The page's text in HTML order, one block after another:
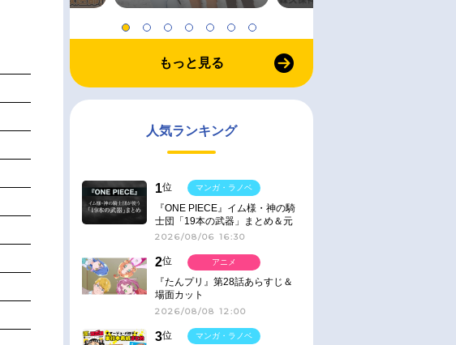
もっと見る
人気ランキング
1位
『ONE PIECE』イム様・神の騎
士団「19本の武器」まとめ＆元
ネタ
2026/08/06 16:30
マンガ・ラノベ
2位
『たんプリ』第28話あらすじ＆
場面カット
2026/08/08 12:00
アニメ
3位
マンガ・ラノベ